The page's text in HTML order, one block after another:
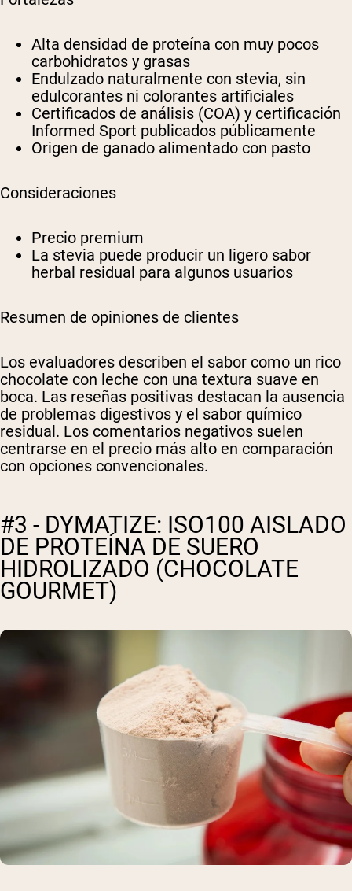
Alta densidad de proteína con muy pocos
carbohidratos y grasas
Endulzado naturalmente con stevia, sin
edulcorantes ni colorantes artificiales
Certificados de análisis (COA) y certificación
Informed Sport publicados públicamente
Origen de ganado alimentado con pasto
Consideraciones
Precio premium
La stevia puede producir un ligero sabor
herbal residual para algunos usuarios
Resumen de opiniones de clientes
Los evaluadores describen el sabor como un rico
chocolate con leche con una textura suave en
boca. Las reseñas positivas destacan la ausencia
de problemas digestivos y el sabor químico
residual. Los comentarios negativos suelen
centrarse en el precio más alto en comparación
con opciones convencionales.
#3 - DYMATIZE: ISO100 AISLADO
DE PROTEÍNA DE SUERO
HIDROLIZADO (CHOCOLATE
GOURMET)